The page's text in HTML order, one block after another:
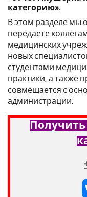
категорию».
В этом разделе мы
передаете
медицинских
новых
студентами
практики, а также
совмещается с
администрации.